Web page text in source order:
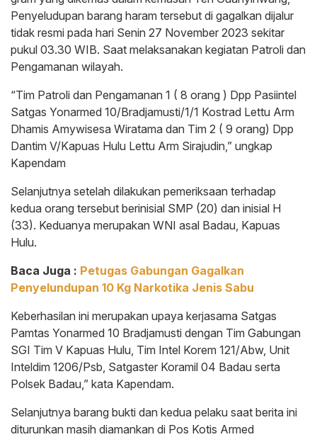
Penyeludupan barang haram tersebut di gagalkan dijalur
tidak resmi pada hari Senin 27 November 2023 sekitar
pukul 03.30 WIB. Saat melaksanakan kegiatan Patroli dan
Pengamanan wilayah.
“Tim Patroli dan Pengamanan 1 ( 8 orang ) Dpp Pasiintel
Satgas Yonarmed 10/Bradjamusti/1/1 Kostrad Lettu Arm
Dhamis Amywisesa Wiratama dan Tim 2 ( 9 orang) Dpp
Dantim V/Kapuas Hulu Lettu Arm Sirajudin,” ungkap
Kapendam
Selanjutnya setelah dilakukan pemeriksaan terhadap
kedua orang tersebut berinisial SMP (20) dan inisial H
(33). Keduanya merupakan WNI asal Badau, Kapuas
Hulu.
Baca Juga : Petugas Gabungan Gagalkan
Penyelundupan 10 Kg Narkotika Jenis Sabu
Keberhasilan ini merupakan upaya kerjasama Satgas
Pamtas Yonarmed 10 Bradjamusti dengan Tim Gabungan
SGI Tim V Kapuas Hulu, Tim Intel Korem 121/Abw, Unit
Inteldim 1206/Psb, Satgaster Koramil 04 Badau serta
Polsek Badau,” kata Kapendam.
Selanjutnya barang bukti dan kedua pelaku saat berita ini
diturunkan masih diamankan di Pos Kotis Armed